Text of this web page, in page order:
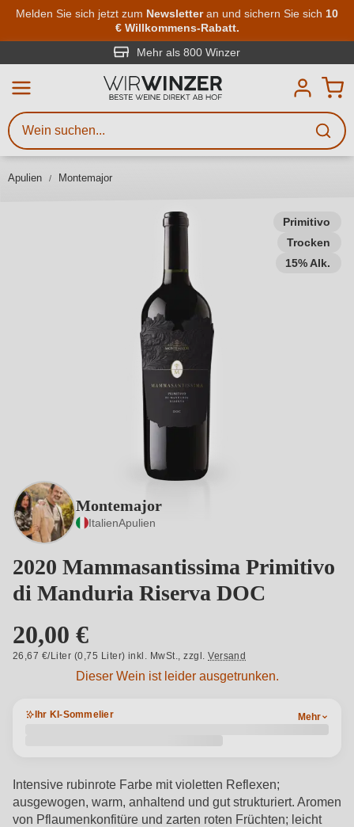
Zum Hauptinhalt springen
Melden Sie sich jetzt zum Newsletteran und sichern Sie sich 10
€ Willkommens-Rabatt.
Mehr als 800 Winzer
Apulien Montemajor
Primitivo
Trocken
15% Alk.
Montemajor
ItalienApulien
2020 Mammasantissima Primitivo
di Manduria Riserva DOC
20,00 €
26,67 €/Liter (0,75 Liter) inkl. MwSt.,zzgl.Versand
Dieser Wein ist leider ausgetrunken.
Ihr KI-Sommelier Mehr
Intensive rubinrote Farbe mit violetten Reflexen;
ausgewogen, warm, anhaltend und gut strukturiert. Aromen
von Pflaumenkonfitüre und zarten roten Früchten; leicht
Weinsuche
Mindestens 3 Zeichen eingeben
Beschreiben Sie, welchen Wein
Sie suchen – ob nach Geschmack,